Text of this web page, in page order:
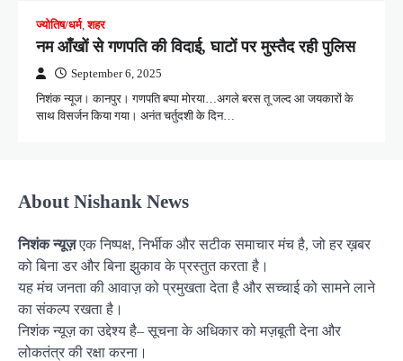
ज्योतिष/धर्म,शहर
नम आँखों से गणपति की विदाई, घाटों पर मुस्तैद रही पुलिस
September 6, 2025
निशंक न्यूज। कानपुर। गणपति बप्पा मोरया…अगले बरस तू जल्द आ जयकारों के
साथ विसर्जन किया गया। अनंत चर्तुदशी के दिन…
About Nishank News
निशंक न्यूज़एक निष्पक्ष, निर्भीक और सटीक समाचार मंच है, जो हर ख़बर
को बिना डर और बिना झुकाव के प्रस्तुत करता है।
यह मंच जनता की आवाज़ को प्रमुखता देता है और सच्चाई को सामने लाने
का संकल्प रखता है।
निशंक न्यूज़ का उद्देश्य है– सूचना के अधिकार को मज़बूती देना और
लोकतंत्र की रक्षा करना।